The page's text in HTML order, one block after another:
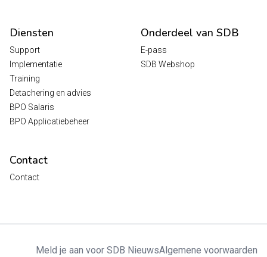
Diensten
Support
Implementatie
Training
Detachering en advies
BPO Salaris
BPO Applicatiebeheer
Onderdeel van SDB
E-pass
SDB Webshop
Contact
Contact
Meld je aan voor SDB NieuwsAlgemene voorwaarden